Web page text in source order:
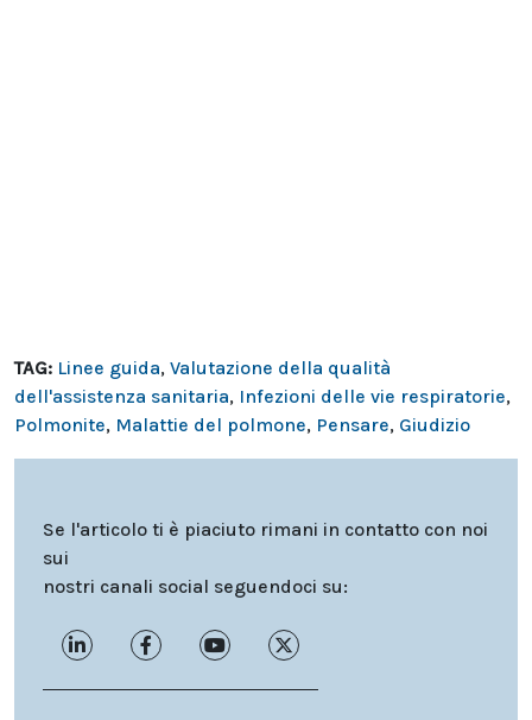
TAG: Linee guida, Valutazione della qualità
dell'assistenza sanitaria, Infezioni delle vie respiratorie,
Polmonite, Malattie del polmone, Pensare, Giudizio
Se l'articolo ti è piaciuto rimani in contatto con noi
sui
nostri canali social seguendoci su: